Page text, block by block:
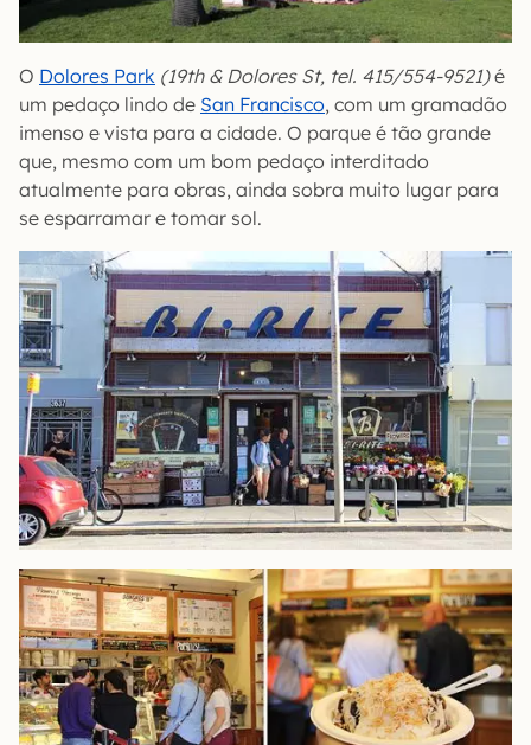
O Dolores Park (19th & Dolores St, tel. 415/554-9521)é
um pedaço lindo de San Francisco, com um gramadão
imenso e vista para a cidade. O parque é tão grande
que, mesmo com um bom pedaço interditado
atualmente para obras, ainda sobra muito lugar para
se esparramar e tomar sol.